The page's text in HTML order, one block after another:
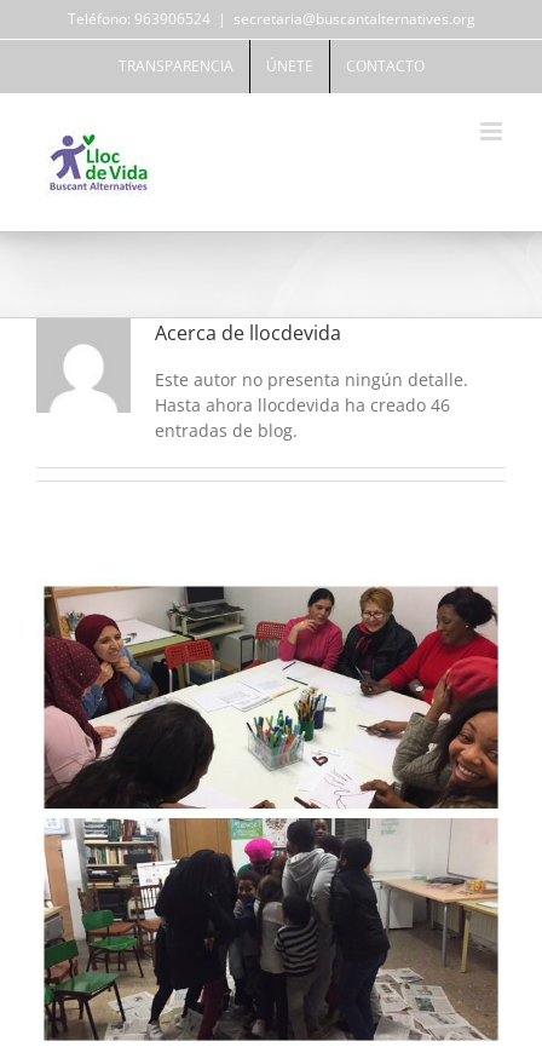
al
Teléfono: 963906524 | secretaria@buscantalternatives.org
TRANSPARENCIA ÚNETE CONTACTO
Acerca de llocdevida
Este autor no presenta ningún detalle.
Hasta ahora llocdevida ha creado 46
entradas de blog.